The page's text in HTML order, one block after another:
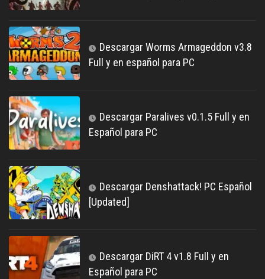
Descargar Worms Armageddon v3.8
Full y en español para PC
Descargar Paralives v0.1.5 Full y en
Español para PC
Descargar Denshattack! PC Español
[Updated]
Descargar DiRT 4 v1.8 Full y en
Español para PC